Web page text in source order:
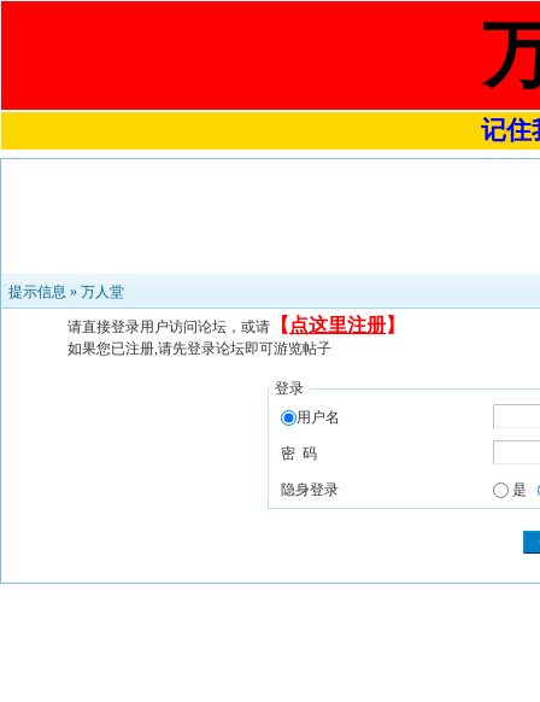
记住
提示信息 » 万人堂
请直接登录用户访问论坛，或请 【 点这里注册】
如果您已注册,请先登录论坛即可游览帖子
登录
用户名
密 码
隐身登录 是